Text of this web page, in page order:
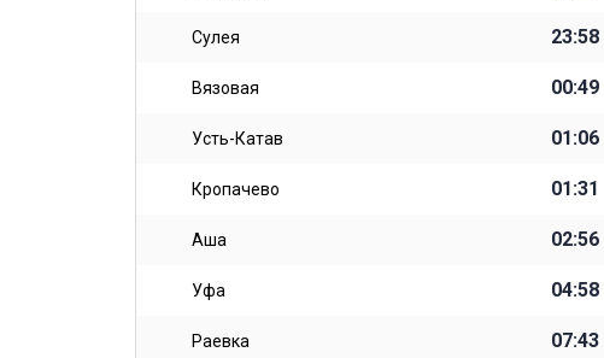
Сулея 23:58
Вязовая 00:49
Усть-Катав 01:06
Кропачево 01:31
Аша 02:56
Уфа 04:58
Раевка 07:43